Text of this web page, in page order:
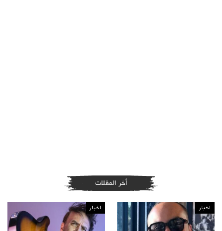
أخر المقلات
اخبار اخبار